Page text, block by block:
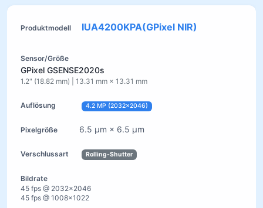
IUA4200KPA(GPixel NIR)
GPixel GSENSE2020s
1.2" (18.82 mm) | 13.31 mm × 13.31 mm
4.2 MP (2032×2046)
6.5 µm × 6.5 µm
Rolling-Shutter
45 fps @ 2032×2046
45 fps @ 1008×1022